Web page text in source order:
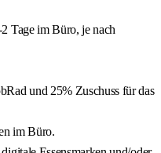
Tage im Büro, je nach
und 25% Zuschuss für das
im Büro.